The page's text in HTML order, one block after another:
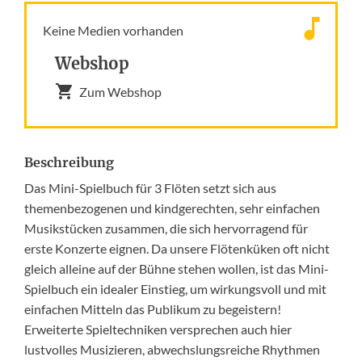
Keine Medien vorhanden
Webshop
Zum Webshop
Beschreibung
Das Mini-Spielbuch für 3 Flöten setzt sich aus
themenbezogenen und kindgerechten, sehr einfachen
Musikstücken zusammen, die sich hervorragend für
erste Konzerte eignen. Da unsere Flötenküken oft nicht
gleich alleine auf der Bühne stehen wollen, ist das Mini-
Spielbuch ein idealer Einstieg, um wirkungsvoll und mit
einfachen Mitteln das Publikum zu begeistern!
Erweiterte Spieltechniken versprechen auch hier
lustvolles Musizieren, abwechslungsreiche Rhythmen